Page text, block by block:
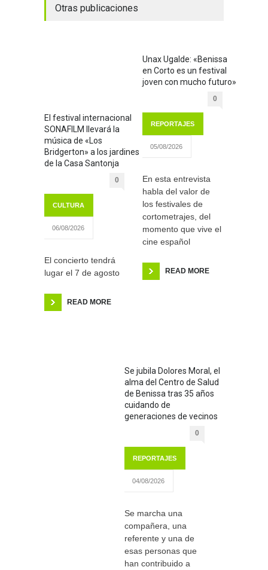
Otras publicaciones
El festival internacional
SONAFILM llevará la
música de «Los
Bridgerton» a los jardines
de la Casa Santonja
0
CULTURA
06/08/2026
El concierto tendrá
lugar el 7 de agosto
READ MORE
Unax Ugalde: «Benissa
en Corto es un festival
joven con mucho futuro»
0
REPORTAJES
05/08/2026
En esta entrevista
habla del valor de
los festivales de
cortometrajes, del
momento que vive el
cine español
READ MORE
Se jubila Dolores Moral, el
alma del Centro de Salud
de Benissa tras 35 años
cuidando de
generaciones de vecinos
0
REPORTAJES
04/08/2026
Se marcha una
compañera, una
referente y una de
esas personas que
han contribuido a